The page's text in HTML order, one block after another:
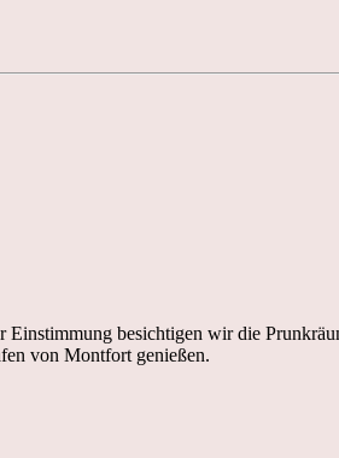
besichtigen wir die
von Montfort genießen.